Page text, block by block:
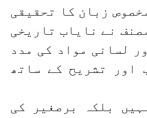
زبان کا تحقیقی
نے نایاب تاریخی
لسانی مواد کی مدد
اور تشریح کے ساتھ
بلکہ برصغیر کی